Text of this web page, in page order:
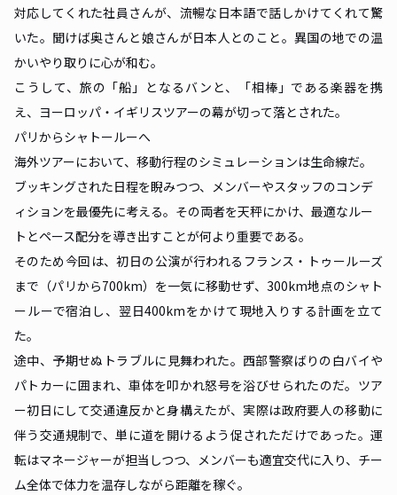
対応してくれた社員さんが、流暢な日本語で話しかけてくれて驚
いた。聞けば奥さんと娘さんが日本人とのこと。異国の地での温
かいやり取りに心が和む。
こうして、旅の「船」となるバンと、「相棒」である楽器を携
え、ヨーロッパ・イギリスツアーの幕が切って落とされた。
パリからシャトールーへ
海外ツアーにおいて、移動行程のシミュレーションは生命線だ。
ブッキングされた日程を睨みつつ、メンバーやスタッフのコンデ
ィションを最優先に考える。その両者を天秤にかけ、最適なルー
トとペース配分を導き出すことが何より重要である。
そのため今回は、初日の公演が行われるフランス・トゥールーズ
まで（パリから700km）を一気に移動せず、300km地点のシャト
ールーで宿泊し、翌日400kmをかけて現地入りする計画を立て
た。
途中、予期せぬトラブルに見舞われた。西部警察ばりの白バイや
パトカーに囲まれ、車体を叩かれ怒号を浴びせられたのだ。ツア
ー初日にして交通違反かと身構えたが、実際は政府要人の移動に
伴う交通規制で、単に道を開けるよう促されただけであった。運
転はマネージャーが担当しつつ、メンバーも適宜交代に入り、チー
ム全体で体力を温存しながら距離を稼ぐ。